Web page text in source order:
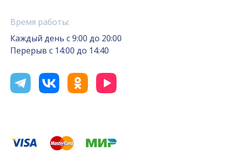
Время работы:
Каждый день с 9:00 до 20:00
Перерыв с 14:00 до 14:40